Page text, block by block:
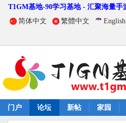
T1GM基地-90学习基地 - 汇聚海量
简体中文
繁體中文 English
门户 论坛 新帖 家园